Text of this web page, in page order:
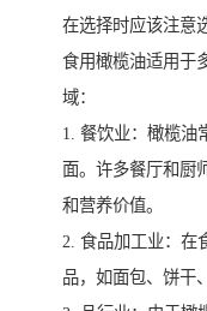
在选择时应该注意
食用橄榄油适用于
域：
1. 餐饮业：橄榄油
面。许多餐厅和厨
和营养价值。
2. 食品加工业：在
品，如面包、饼干